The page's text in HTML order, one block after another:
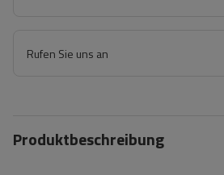
Rufen Sie uns an
Produktbeschreibung